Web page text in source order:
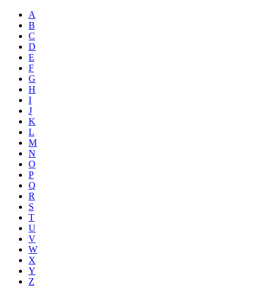
A
B
C
D
E
F
G
H
I
J
K
L
M
N
O
P
Q
R
S
T
U
V
W
X
Y
Z